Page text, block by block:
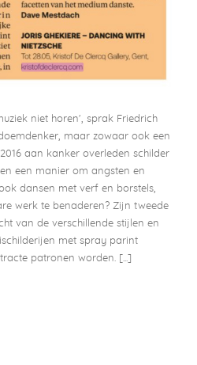
niet horen', sprak Friedrich
maar zowaar ook een
aan kanker overleden schilder
een manier om angsten en
dansen met verf en borstels,
werk te benaderen? Zijn tweede
van de verschillende stijlen en
met spray parint
patronen worden. [...]